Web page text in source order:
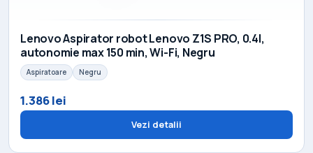
Lenovo Aspirator robot Lenovo Z1S PRO, 0.4l,
autonomie max 150 min, Wi-Fi, Negru
Aspiratoare Negru
1.386 lei
Vezi detalii